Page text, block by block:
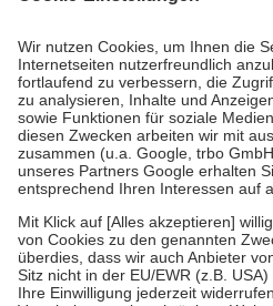
höchstens zehn Euro.
Es sind
tatsächlichen Kosten der Leistung
Diese Regeln gelten grundsätzlich
Bei Heilmitteln und häuslicher
Zuzahlung zehn Prozent der Kosten
Verordnung.
Um das Engagement der
zu stärken und die besondere
fallenkeine Zuzahlungenan bei:
• Kindern und Jugendlichen bis
mit Ausnahme der Fahrkosten
• Untersuchungen zur Vorsorge und